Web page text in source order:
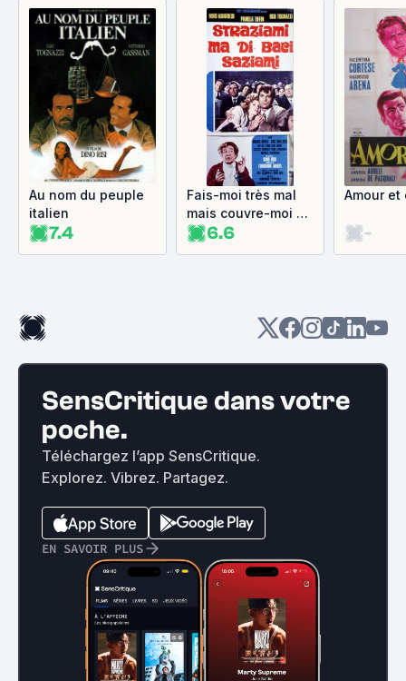
Au nom du peuple
italien
7.4
Fais-moi très mal
mais couvre-moi de
baisers
6.6
Amour et
-
SensCritique dans votre
poche.
Téléchargez l’app SensCritique.
Explorez. Vibrez. Partagez.
EN SAVOIR PLUS